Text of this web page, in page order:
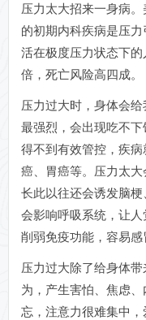
压力太大招来一身病
的初期内科疾病是压
活在极度压力状态下
倍，死亡风险高四成。
压力过大时，身体会
最强烈，会出现吃不
得不到有效管控，疾
癌、胃癌等。压力太大
长此以往还会诱发脑
会影响呼吸系统，让
削弱免疫功能，容易感
压力过大除了给身体
为，产生害怕、焦虑
忘，注意力很难集中，